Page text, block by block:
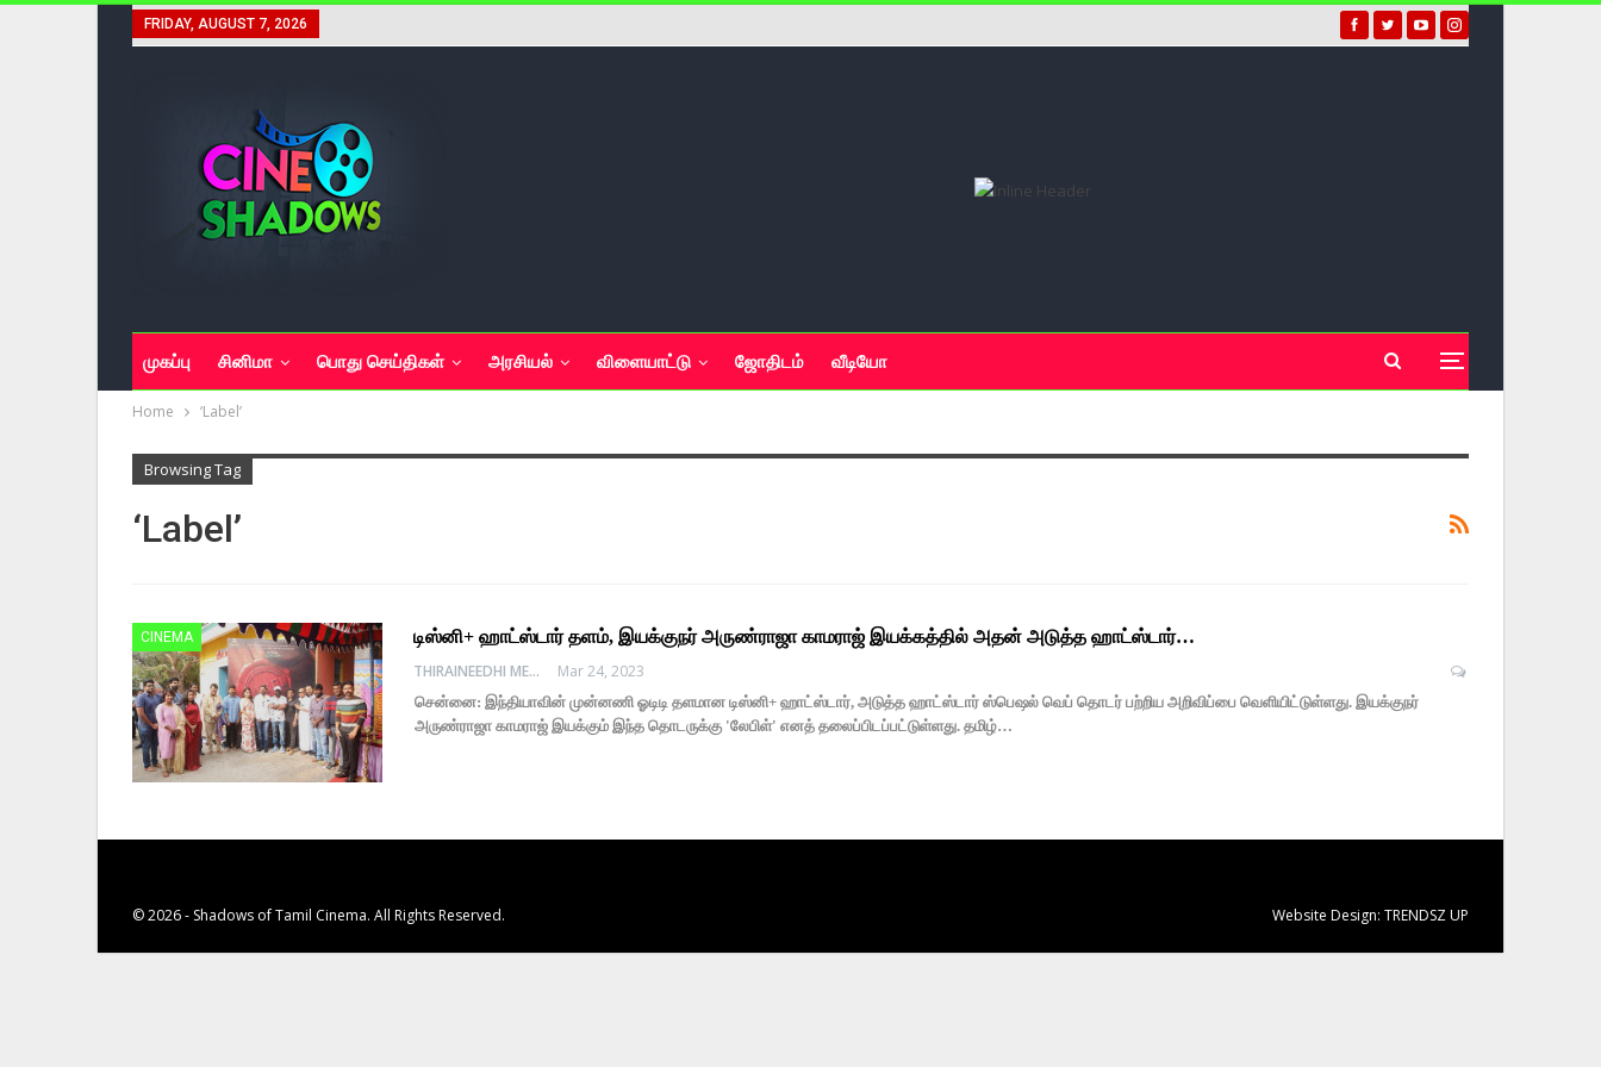
FRIDAY, AUGUST 7, 2026
முகப்பு சினிமா பொது செய்திகள் அரசியல் விளையாட்டு ஜோதிடம் வீடியோ
Home ‘Label’
Browsing Tag
‘Label’
CINEMA
டிஸ்னி+ ஹாட்ஸ்டார் தளம், இயக்குநர் அருண்ராஜா காமராஜ் இயக்கத்தில் அதன் அடுத்த ஹாட்ஸ்டார்…
THIRAINEEDHI MEDIA
Mar 24, 2023
சென்னை: இந்தியாவின் முன்னணி ஓடிடி தளமான டிஸ்னி+ ஹாட்ஸ்டார், அடுத்த ஹாட்ஸ்டார் ஸ்பெஷல் வெப் தொடர் பற்றிய அறிவிப்பை வெளியிட்டுள்ளது. இயக்குநர்
அருண்ராஜா காமராஜ் இயக்கும் இந்த தொடருக்கு 'லேபிள்' எனத் தலைப்பிடப்பட்டுள்ளது. தமிழ்…
© 2026 - Shadows of Tamil Cinema. All Rights Reserved. Website Design: TRENDSZ UP